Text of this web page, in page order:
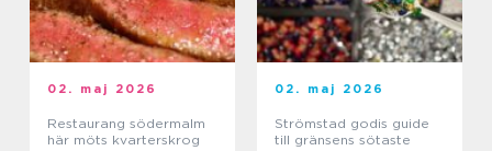
02. maj 2026
Restaurang södermalm
här möts kvarterskrog
02. maj 2026
Strömstad godis guide
till gränsens sötaste